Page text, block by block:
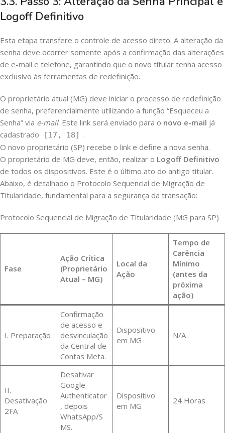
Logoff Definitivo
Esta etapa transfere o controle de acesso direto. A alteração da
senha deve ocorrer somente após a confirmação das alterações
de e-mail e telefone, garantindo que o novo titular tenha acesso
exclusivo às ferramentas de redefinição.
O proprietário atual (MG) deve iniciar o processo de redefinição
de senha, preferencialmente utilizando a função “Esqueceu a
Senha” via e-mail. Este link será enviado para o novo e-mail já
cadastrado
[17, 18] .
O novo proprietário (SP) recebe o link e define a nova senha.
O proprietário de MG deve, então, realizar o Logoff Definitivo
de todos os dispositivos. Este é o último ato do antigo titular.
Abaixo, é detalhado o Protocolo Sequencial de Migração de
Titularidade, fundamental para a segurança da transação:
Protocolo Sequencial de Migração de Titularidade (MG para SP)
Fase
Ação Crítica
(Proprietário
Atual – MG)
Local da
Ação
Tempo de
Carência
Mínimo
(antes da
próxima
ação)
I. Preparação
Confirmação
de acesso e
desvinculação
da Central de
Contas Meta.
Dispositivo
em MG
N/A
II.
Desativação
2FA
Desativar
Google
Authenticator
, depois
WhatsApp/S
MS.
Dispositivo
em MG
24 Horas